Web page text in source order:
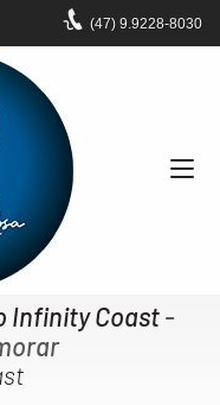
(47) 9.9228-8030
Infinity Coast-